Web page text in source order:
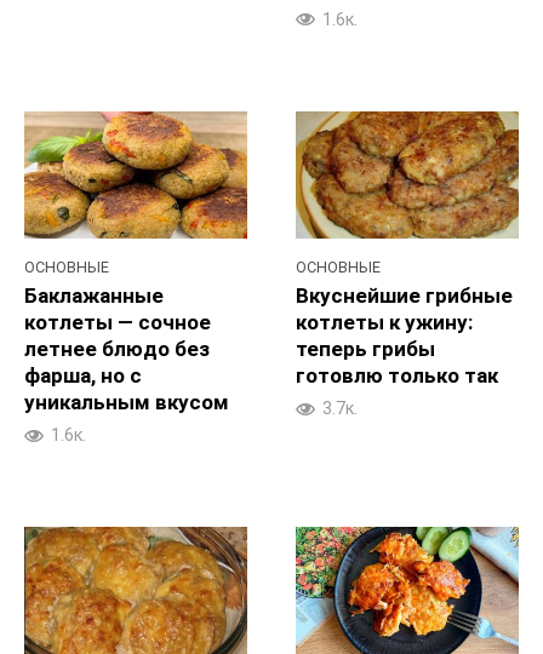
1.6к.
ОСНОВНЫЕ
Баклажанные
котлеты — сочное
летнее блюдо без
фарша, но с
уникальным вкусом
1.6к.
ОСНОВНЫЕ
Вкуснейшие грибные
котлеты к ужину:
теперь грибы
готовлю только так
3.7к.